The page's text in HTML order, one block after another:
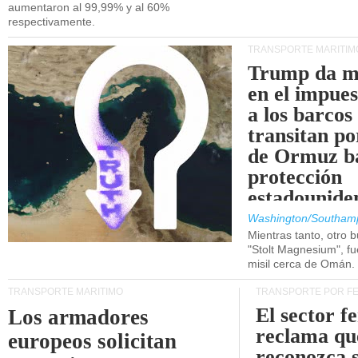
aumentaron al 99,99% y al 60%
respectivamente.
TRANSPORTE
Trump da
en el
a los barcos
transitan
de Ormuz
protección
Washington/
Mientras tanto, otro
"Stolt Magnesium",
misil cerca de Omán.
TRANSPORTE MARÍTIMO
Los armadores
europeos solicitan
TRANSPORTE POR
El sector
reclama